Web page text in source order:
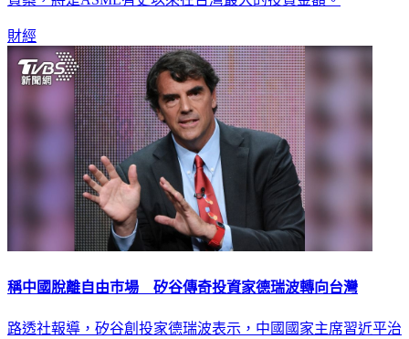
財經
稱中國脫離自由巿場 矽谷傳奇投資家德瑞波轉向台灣
路透社報導，矽谷創投家德瑞波表示，中國國家主席習近平治